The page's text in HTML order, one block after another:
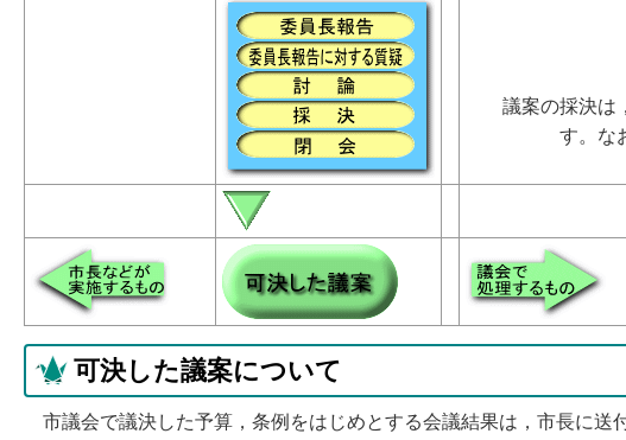
議案の採決は
す。な
可決した議案について
市議会で議決した予算，条例をはじめとする会議結果は，市長に送